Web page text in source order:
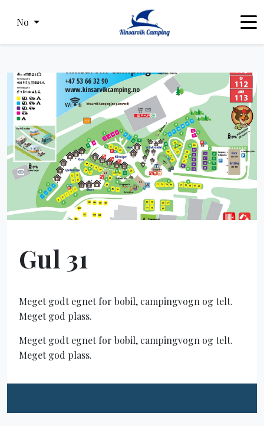
No
Gul 31
Meget godt egnet for bobil, campingvogn og telt.
Meget god plass.
Meget godt egnet for bobil, campingvogn og telt.
Meget god plass.